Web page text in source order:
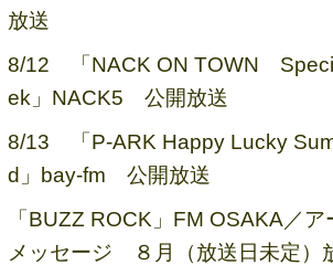
放送
8/12 「NACK ON TOWN
ek」NACK5 公開放送
8/13 「P-ARK Happy Lucky
d」bay-fm 公開放送
「BUZZ ROCK」FM OSAKA／ア
メッセージ ８月（放送日未定）